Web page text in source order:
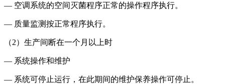
— 空调系统的空间灭菌程序正常的操作程序执行。
— 质量监测按正常程序执行。
（2）生产间断在一个月以上时
— 系统操作和维护
— 系统可停止运行，在此期间的维护保养操作可停止。